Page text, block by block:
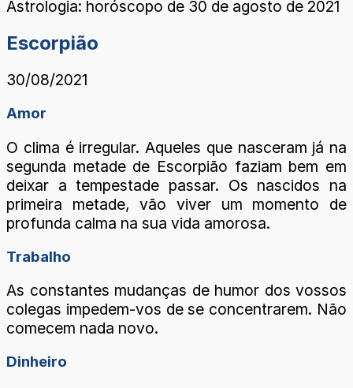
Astrologia: horóscopo de 30 de agosto de 2021
Escorpião
30/08/2021
Amor
O clima é irregular. Aqueles que nasceram já na
segunda metade de Escorpião faziam bem em
deixar a tempestade passar. Os nascidos na
primeira metade, vão viver um momento de
profunda calma na sua vida amorosa.
Trabalho
As constantes mudanças de humor dos vossos
colegas impedem-vos de se concentrarem. Não
comecem nada novo.
Dinheiro